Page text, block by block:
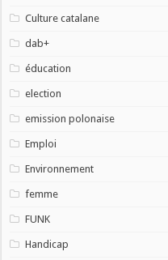
Culture catalane
dab+
éducation
election
emission polonaise
Emploi
Environnement
femme
FUNK
Handicap